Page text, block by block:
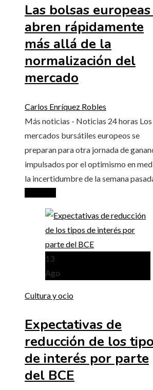
Las bolsas
abren rápidamente
más allá de la
normalización del
mercado
Carlos Enríquez Robles
Más noticias - Noticias 24 horas Los
mercados bursátiles europeos se
preparan para otra jornada de
impulsados ​​por el optimismo en
la incertidumbre de la semana
13
Ago
Cultura y ocio
Expectativas de
reducción de los
de interés por parte
del BCE